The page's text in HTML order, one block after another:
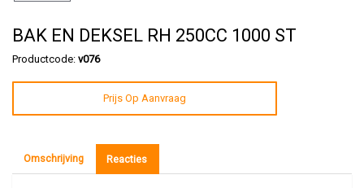
BAK EN DEKSEL RH 250CC 1000 ST
Productcode: v076
Prijs Op Aanvraag